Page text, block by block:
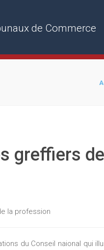
de Commerce
greffiers
la profession
du Conseil naional qui